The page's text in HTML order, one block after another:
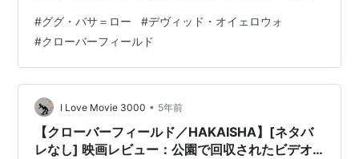
本作は同名タイトルのHAKAISHAの前日譚にあたる。な
んでも製作費がかさみ過ぎたので劇場公開は断念したと
か。素人考えではそこで収益を上げて取り戻したいと考
えるのだろうが、裏事情がいろいろあるようだ。ただ、
言われてみればこの映画はスケール感も十分だし船内の
造りなどは目を凝らすほど凝っている。映像も…
#ググ・バサ＝ロー #デヴィッド・オイェロウォ
#クローバーフィールド
I Love Movie 3000 • 5年前
【クローバーフィールド／HAKAISHA】[ネタバ
レなし] 映画レビュー：公園で回収されたビデオ